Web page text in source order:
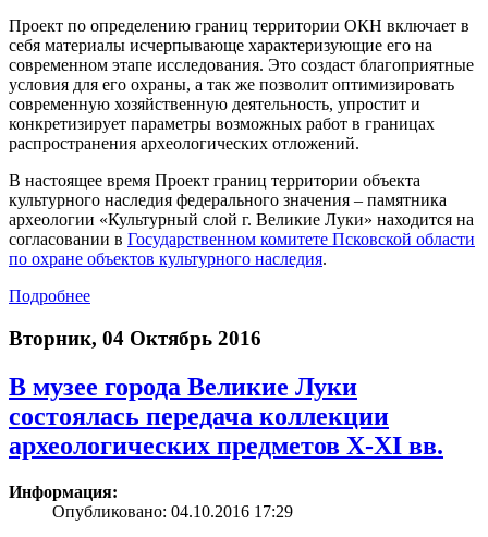
Проект по определению границ территории ОКН включает в
себя материалы исчерпывающе характеризующие его на
современном этапе исследования. Это создаст благоприятные
условия для его охраны, а так же позволит оптимизировать
современную хозяйственную деятельность, упростит и
конкретизирует параметры возможных работ в границах
распространения археологических отложений.
В настоящее время Проект границ территории объекта
культурного наследия федерального значения – памятника
археологии «Культурный слой г. Великие Луки» находится на
согласовании в Государственном комитете Псковской области
по охране объектов культурного наследия.
Подробнее
Вторник, 04 Октябрь 2016
В музее города Великие Луки
состоялась передача коллекции
археологических предметов X-XI вв.
Информация:
Опубликовано: 04.10.2016 17:29